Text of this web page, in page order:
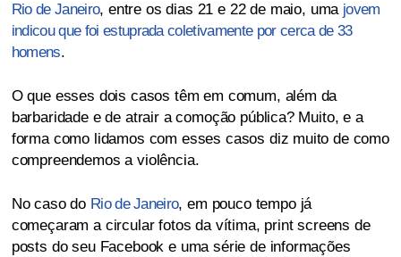
Rio de Janeiro, entre os dias 21 e 22 de maio, uma jovem
indicou que foi estuprada coletivamente por cerca de 33
homens.
O que esses dois casos têm em comum, além da
barbaridade e de atrair a comoção pública? Muito, e a
forma como lidamos com esses casos diz muito de como
compreendemos a violência.
No caso do Rio de Janeiro, em pouco tempo já
começaram a circular fotos da vítima, print screens de
posts do seu Facebook e uma série de informações